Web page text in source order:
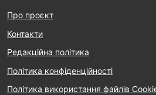
Про проєкт
Контакти
Редакційна політика
Політика конфіденційності
Політика використання файлів